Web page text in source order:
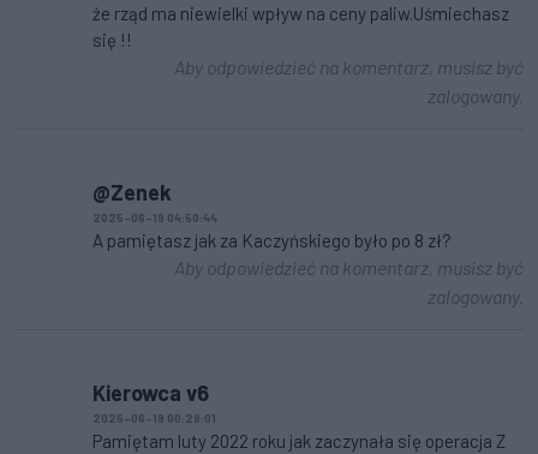
że rząd ma niewielki wpływ na ceny paliw.Uśmiechasz
się !!
Aby odpowiedzieć na komentarz, musisz być
zalogowany.
@Zenek
2025-06-19 04:50:44
A pamiętasz jak za Kaczyńskiego było po 8 zł?
Aby odpowiedzieć na komentarz, musisz być
zalogowany.
Kierowca v6
2025-06-19 00:28:01
Pamiętam luty 2022 roku jak zaczynała się operacja Z